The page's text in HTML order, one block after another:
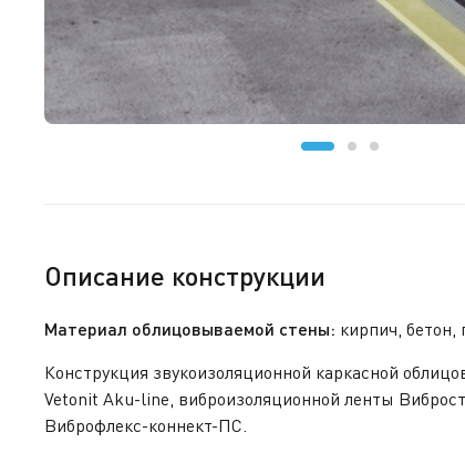
Описание конструкции
Материал облицовываемой стены: кирпич, бетон,
Конструкция звукоизоляционной каркасной
Vetonit Aku-line, виброизоляционной ленты
Виброфлекс-коннект-ПС.